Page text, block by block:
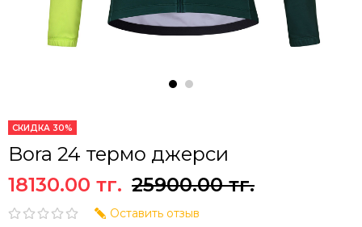
СКИДКА 30%
Bora 24 термо джерси
18130.00 тг. 25900.00 тг.
Оставить отзыв